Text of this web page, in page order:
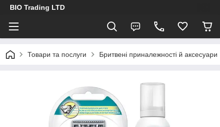
BIO Trading LTD
Товари та послуги Бритвені приналежності й аксесуари